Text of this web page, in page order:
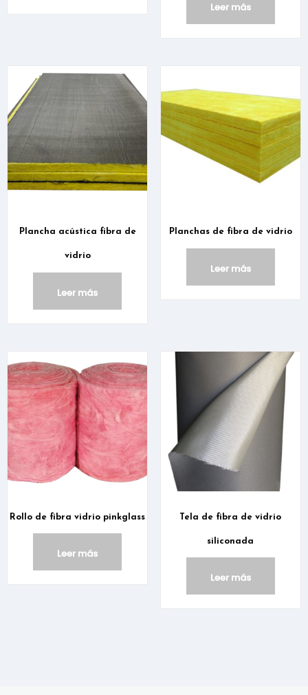
Leer más
Plancha acústica fibra de
vidrio
Leer más
Planchas de fibra de vidrio
Leer más
Rollo de fibra vidrio pinkglass
Leer más
Tela de fibra de vidrio
siliconada
Leer más